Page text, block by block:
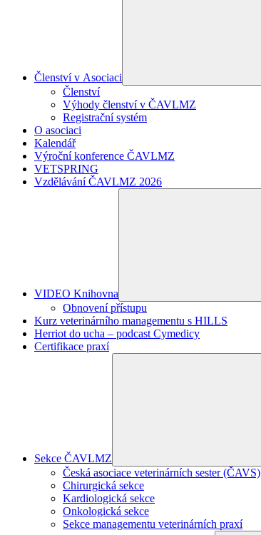
Členství v Asociaci
Členství
Výhody členství v ČAVLMZ
Registrační systém
O asociaci
Kalendář
Výroční konference ČAVLMZ
VETSPRING
Vzdělávání ČAVLMZ 2026
VIDEO Knihovna
Obnovení přístupu
Kurz veterinárního managementu s HILLS
Herriot do ucha – podcast Cymedicy
Certifikace praxí
Sekce ČAVLMZ
Česká asociace veterinárních sester (ČAVS)
Chirurgická sekce
Kardiologická sekce
Onkologická sekce
Sekce managementu veterinárních praxí